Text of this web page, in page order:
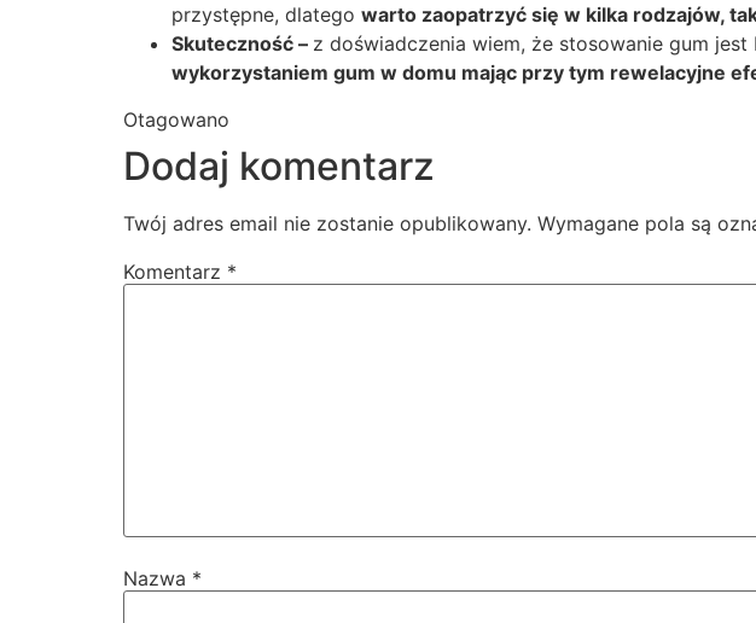
przystępne, dlatego warto zaopatrzyć się w kilka rodzajów,
Skuteczność – z doświadczenia wiem, że stosowanie gum
wykorzystaniem gum w domu mając przy tym rewelacyjne
Otagowano
Dodaj komentarz
Twój adres email nie zostanie opublikowany. Wymagane pola są
Komentarz *
Nazwa *